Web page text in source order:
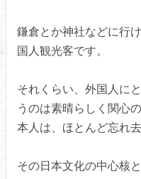
鎌倉とか神社などに行
国人観光客です。
それくらい、外国人に
うのは素晴らしく関心
本人は、ほとんど忘れ
その日本文化の中心核